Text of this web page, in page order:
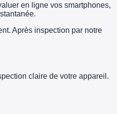
en ligne vos smartphones,
Après inspection par notre
claire de votre appareil.